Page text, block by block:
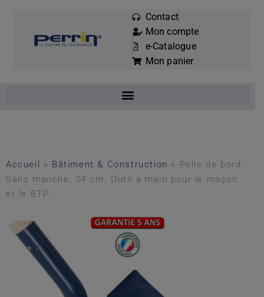
Mots
clés
:
Contact
Mon compte
e-Catalogue
Mon panier
Accueil » Bâtiment & Construction » Pelle de bord.
Sans manche, 24 cm. Outil à main pour le maçon
et le BTP.